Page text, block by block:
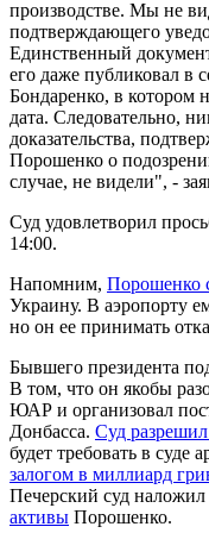
производстве. Мы не
подтверждающего
Единственный
его даже публиковал в
Бондаренко, в котором
дата. Следовательно,
доказательства,
Порошенко о
случае, не видели", -
Суд удовлетворил
14:00.
Напомним, Порошенко
Украину. В аэропорту
но он ее принимать
Бывшего президента
В том, что он якобы
ЮАР и организовал
Донбасса. Суд разрешил
будет требовать в суде
залогом в миллиард
Печерский суд наложил
активы Порошенко.